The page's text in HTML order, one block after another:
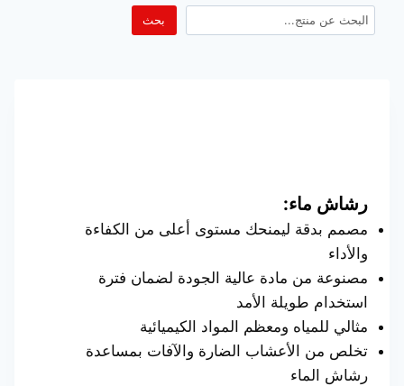
رشاش ماء:
مصمم بدقة ليمنحك مستوى أعلى من الكفاءة
والأداء
مصنوعة من مادة عالية الجودة لضمان فترة
استخدام طويلة الأمد
مثالي للمياه ومعظم المواد الكيميائية
تخلص من الأعشاب الضارة والآفات بمساعدة
رشاش الماء
بحث